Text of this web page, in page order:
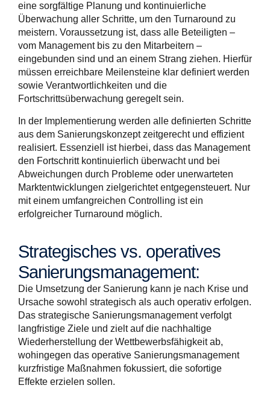
eine sorgfältige Planung und kontinuierliche
Überwachung aller Schritte, um den Turnaround zu
meistern. Voraussetzung ist, dass alle Beteiligten –
vom Management bis zu den Mitarbeitern –
eingebunden sind und an einem Strang ziehen. Hierfür
müssen erreichbare Meilensteine klar definiert werden
sowie Verantwortlichkeiten und die
Fortschrittsüberwachung geregelt sein.
In der Implementierung werden alle definierten Schritte
aus dem Sanierungskonzept zeitgerecht und effizient
realisiert. Essenziell ist hierbei, dass das Management
den Fortschritt kontinuierlich überwacht und bei
Abweichungen durch Probleme oder unerwarteten
Marktentwicklungen zielgerichtet entgegensteuert. Nur
mit einem umfangreichen Controlling ist ein
erfolgreicher Turnaround möglich.
Strategisches vs. operatives
Sanierungsmanagement:
Die Umsetzung der Sanierung kann je nach Krise und
Ursache sowohl strategisch als auch operativ erfolgen.
Das strategische Sanierungsmanagement verfolgt
langfristige Ziele und zielt auf die nachhaltige
Wiederherstellung der Wettbewerbsfähigkeit ab,
wohingegen das operative Sanierungsmanagement
kurzfristige Maßnahmen fokussiert, die sofortige
Effekte erzielen sollen.